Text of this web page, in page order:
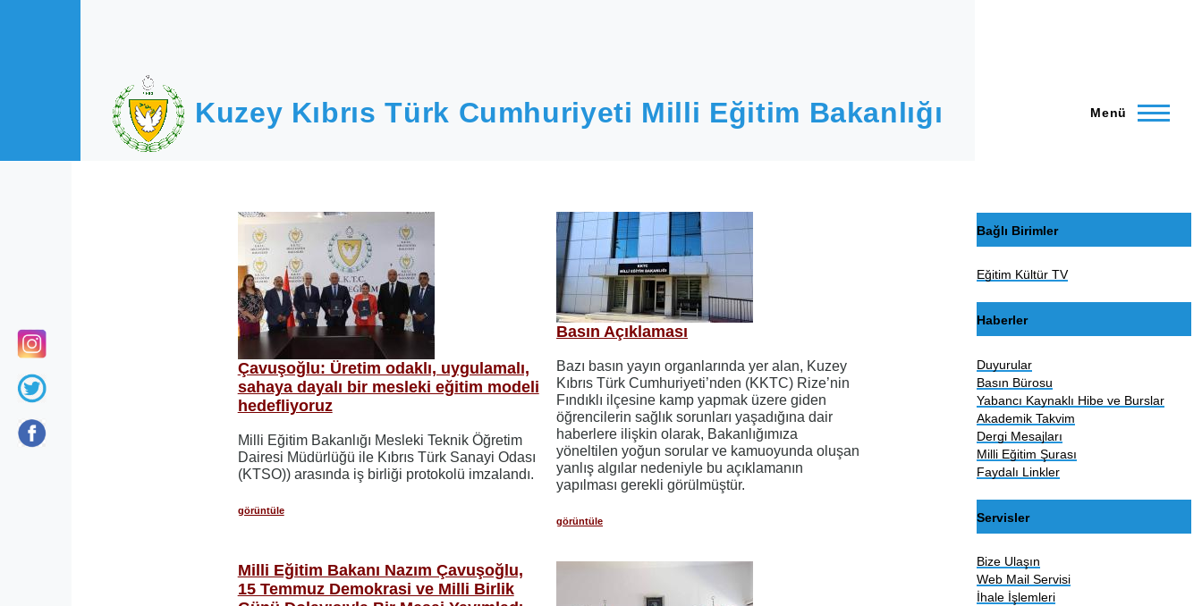
Kuzey Kıbrıs Türk Cumhuriyeti Milli Eğitim Bakanlığı Menü
Çavuşoğlu: Üretim odaklı, uygulamalı,
sahaya dayalı bir mesleki eğitim modeli
hedefliyoruz
Milli Eğitim Bakanlığı Mesleki Teknik Öğretim
Dairesi Müdürlüğü ile Kıbrıs Türk Sanayi Odası
(KTSO)) arasında iş birliği protokolü imzalandı.
görüntüle
Basın Açıklaması
Bazı basın yayın organlarında yer alan, Kuzey
Kıbrıs Türk Cumhuriyeti’nden (KKTC) Rize’nin
Fındıklı ilçesine kamp yapmak üzere giden
öğrencilerin sağlık sorunları yaşadığına dair
haberlere ilişkin olarak, Bakanlığımıza
yöneltilen yoğun sorular ve kamuoyunda oluşan
yanlış algılar nedeniyle bu açıklamanın
yapılması gerekli görülmüştür.
görüntüle
Milli Eğitim Bakanı Nazım Çavuşoğlu,
15 Temmuz Demokrasi ve Milli Birlik
Bağlı Birimler
Eğitim Kültür TV
Haberler
Duyurular
Basın Bürosu
Yabancı Kaynaklı Hibe ve Burslar
Akademik Takvim
Dergi Mesajları
Milli Eğitim Şurası
Faydalı Linkler
Servisler
Bize Ulaşın
Web Mail Servisi
İhale İşlemleri